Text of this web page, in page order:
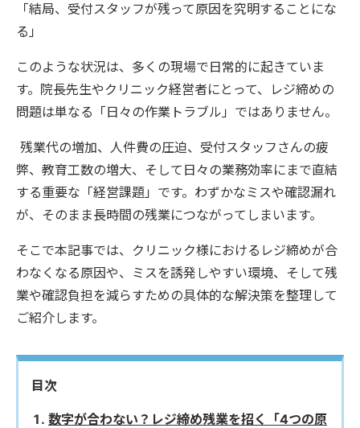
「結局、受付スタッフが残って原因を究明することにな
る」
このような状況は、多くの現場で日常的に起きていま
す。院長先生やクリニック経営者にとって、レジ締めの
問題は単なる「日々の作業トラブル」ではありません。
残業代の増加、人件費の圧迫、受付スタッフさんの疲
弊、教育工数の増大、そして日々の業務効率にまで直結
する重要な「経営課題」です。わずかなミスや確認漏れ
が、そのまま長時間の残業につながってしまいます。
そこで本記事では、クリニック様におけるレジ締めが合
わなくなる原因や、ミスを誘発しやすい環境、そして残
業や確認負担を減らすための具体的な解決策を整理して
ご紹介します。
目次
数字が合わない？レジ締め残業を招く「4つの原